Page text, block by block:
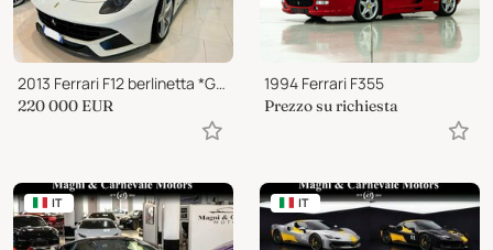
2013 Ferrari F12 berlinetta *GARANZIA POWER*
220 000 EUR
1994 Ferrari F355
Prezzo su richiesta
IT IT